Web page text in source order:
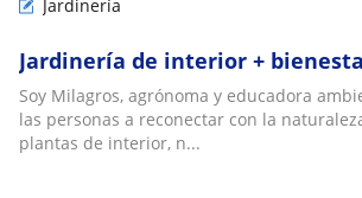
Jardinería
Jardinería de interior +
Soy Milagros, agrónoma y educadora
las personas a reconectar con la
plantas de interior, n...